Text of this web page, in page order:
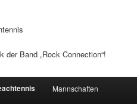
Band „Rock Connection“!
Mannschaften